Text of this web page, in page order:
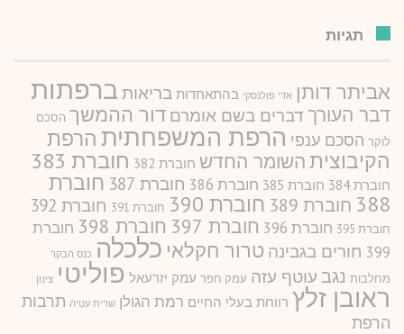
תגיות
אביתר דותן אדי פולנסקי בהתאחדות בריאותברפתות
דבר העורך דברים בשם אומרם דור ההמשך הסכם
לוקר הסכם ענפי הרפת המשפחתית הרפת
הקיבוציתהשומר החדש חוברת 382 חוברת 383
חוברת 384 חוברת 385 חוברת 386 חוברת 387
חוברת
388 חוברת 389 חוברת 390 חוברת 391 חוברת 392
חוברת 395 חוברת 396 חוברת 397 חוברת 398
חוברת
399 חורים בגבינה טרור חקלאי כלכלה כנס הבקר
מחלבות נגב עוטף עזה עמק חפר עמק יזרעאל פוליטי צינון
ראובן זלץ רווחת בעלי החיים רמת הגולן שרית עטיה תרבות
הרפת